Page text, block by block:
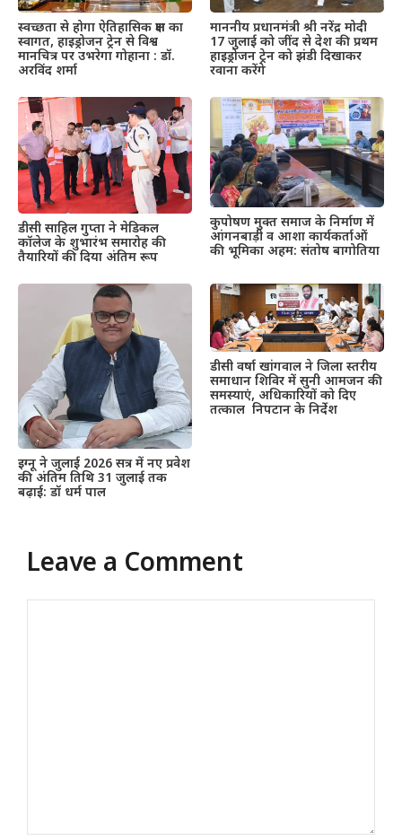
स्वच्छता से होगा ऐतिहासिक क्षण का
स्वागत, हाइड्रोजन ट्रेन से विश्व
मानचित्र पर उभरेगा गोहाना : डॉ.
अरविंद शर्मा
माननीय प्रधानमंत्री श्री नरेंद्र मोदी
17 जुलाई को जींद से देश की प्रथम
हाइड्रोजन ट्रेन को झंडी दिखाकर
रवाना करेंगे
डीसी साहिल गुप्ता ने मेडिकल
कॉलेज के शुभारंभ समारोह की
तैयारियों की दिया अंतिम रूप
कुपोषण मुक्त समाज के निर्माण में
आंगनबाड़ी व आशा कार्यकर्ताओं
की भूमिका अहम: संतोष बागोतिया
इग्नू ने जुलाई 2026 सत्र में नए प्रवेश
की अंतिम तिथि 31 जुलाई तक
बढ़ाई: डॉ धर्म पाल
डीसी वर्षा खांगवाल ने जिला स्तरीय
समाधान शिविर में सुनी आमजन की
समस्याएं, अधिकारियों को दिए
तत्काल निपटान के निर्देश
Leave a Comment